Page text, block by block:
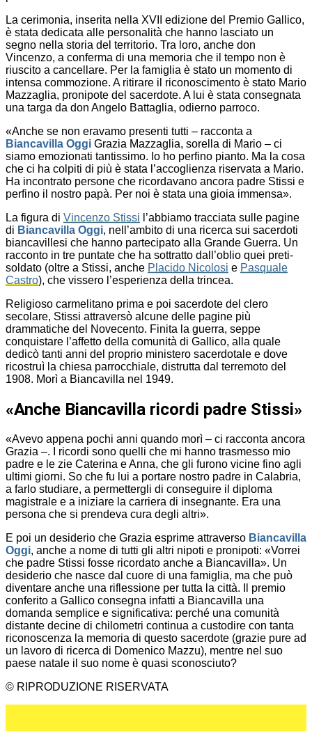
La cerimonia, inserita nella XVII edizione del Premio Gallico,
è stata dedicata alle personalità che hanno lasciato un
segno nella storia del territorio. Tra loro, anche don
Vincenzo, a conferma di una memoria che il tempo non è
riuscito a cancellare. Per la famiglia è stato un momento di
intensa commozione. A ritirare il riconoscimento è stato Mario
Mazzaglia, pronipote del sacerdote. A lui è stata consegnata
una targa da don Angelo Battaglia, odierno parroco.
«Anche se non eravamo presenti tutti – racconta a
Biancavilla Oggi Grazia Mazzaglia, sorella di Mario – ci
siamo emozionati tantissimo. Io ho perfino pianto. Ma la cosa
che ci ha colpiti di più è stata l’accoglienza riservata a Mario.
Ha incontrato persone che ricordavano ancora padre Stissi e
perfino il nostro papà. Per noi è stata una gioia immensa».
La figura di Vincenzo Stissi l’abbiamo tracciata sulle pagine
di Biancavilla Oggi, nell’ambito di una ricerca sui sacerdoti
biancavillesi che hanno partecipato alla Grande Guerra. Un
racconto in tre puntate che ha sottratto dall’oblio quei preti-
soldato (oltre a Stissi, anche Placido Nicolosi e Pasquale
Castro), che vissero l’esperienza della trincea.
Religioso carmelitano prima e poi sacerdote del clero
secolare, Stissi attraversò alcune delle pagine più
drammatiche del Novecento. Finita la guerra, seppe
conquistare l’affetto della comunità di Gallico, alla quale
dedicò tanti anni del proprio ministero sacerdotale e dove
ricostruì la chiesa parrocchiale, distrutta dal terremoto del
1908. Morì a Biancavilla nel 1949.
«Anche Biancavilla ricordi padre Stissi»
«Avevo appena pochi anni quando morì – ci racconta ancora
Grazia –. I ricordi sono quelli che mi hanno trasmesso mio
padre e le zie Caterina e Anna, che gli furono vicine fino agli
ultimi giorni. So che fu lui a portare nostro padre in Calabria,
a farlo studiare, a permettergli di conseguire il diploma
magistrale e a iniziare la carriera di insegnante. Era una
persona che si prendeva cura degli altri».
E poi un desiderio che Grazia esprime attraverso Biancavilla
Oggi, anche a nome di tutti gli altri nipoti e pronipoti: «Vorrei
che padre Stissi fosse ricordato anche a Biancavilla». Un
desiderio che nasce dal cuore di una famiglia, ma che può
diventare anche una riflessione per tutta la città. Il premio
conferito a Gallico consegna infatti a Biancavilla una
domanda semplice e significativa: perché una comunità
distante decine di chilometri continua a custodire con tanta
riconoscenza la memoria di questo sacerdote (grazie pure ad
un lavoro di ricerca di Domenico Mazzu), mentre nel suo
paese natale il suo nome è quasi sconosciuto?
© RIPRODUZIONE RISERVATA